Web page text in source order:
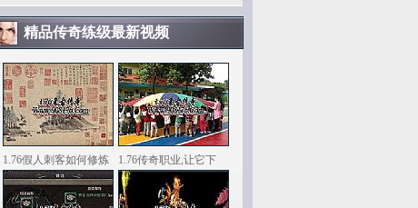
精品传奇练级最新视频
1.76假人刺客如何修炼 1.76传奇职业,让它下